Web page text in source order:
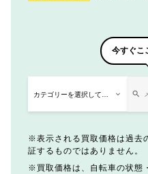
今すぐこ
表示される買取価格は過去
証するものではありません。
買取価格は、自転車の状態